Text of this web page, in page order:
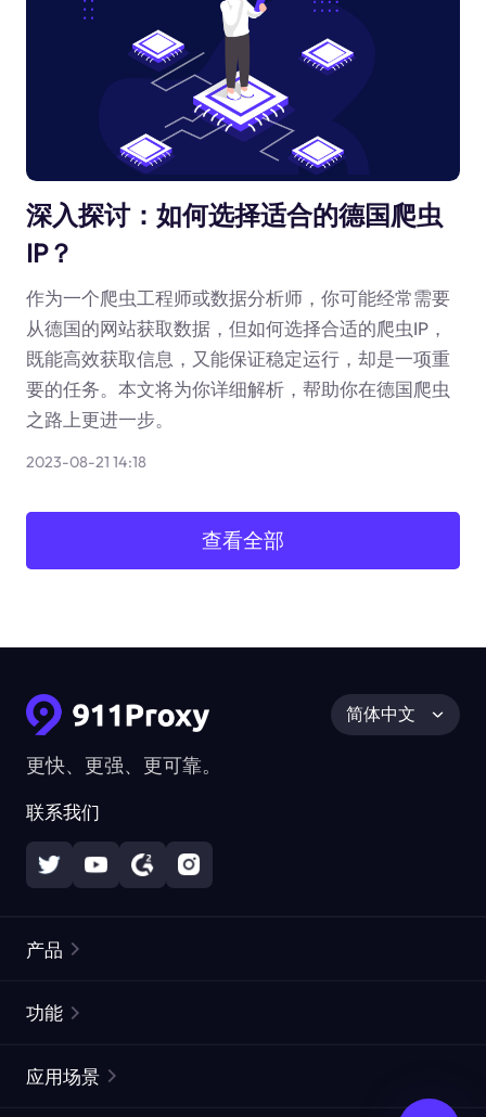
深入探讨：如何选择适合的德国爬虫
IP？
作为一个爬虫工程师或数据分析师，你可能经常需要
从德国的网站获取数据，但如何选择合适的爬虫IP，
既能高效获取信息，又能保证稳定运行，却是一项重
要的任务。本文将为你详细解析，帮助你在德国爬虫
之路上更进一步。
2023-08-21 14:18
查看全部
更快、更强、更可靠。
联系我们
简体中文
产品
静态住宅代理
功能
应用场景